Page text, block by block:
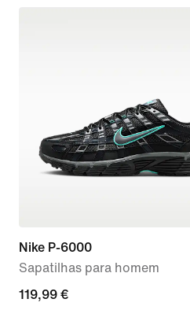
Nike P-6000
Sapatilhas para homem
119,99
119,99 €